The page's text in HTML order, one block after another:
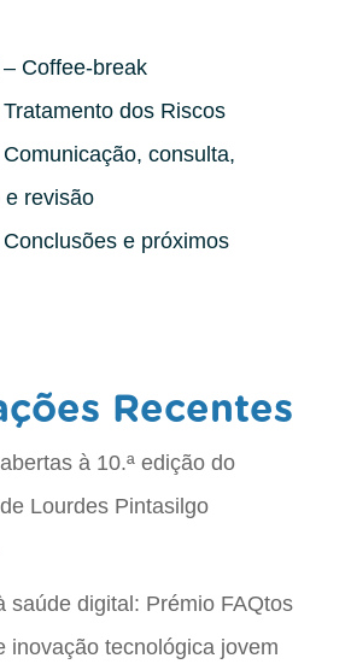
Coffee-break
dos Riscos
consulta,
e revisão
e próximos
Recentes
à 10.ª edição do
Lourdes Pintasilgo
saúde digital: Prémio FAQtos
inovação tecnológica jovem